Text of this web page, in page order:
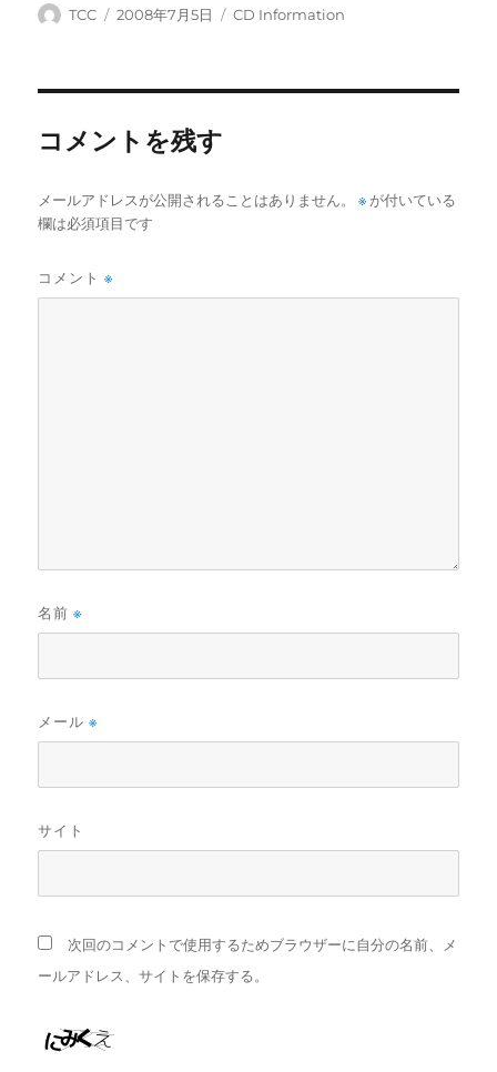
投
TCC
投
2008年7月5日
カ
CD Information
コメントを残す
メールアドレスが公開されることはありません。 ※ が付いている
欄は必須項目です
コメント※
名前※
メール※
サイト
次回のコメントで使用するためブラウザーに自分の名前、メ
ールアドレス、サイトを保存する。